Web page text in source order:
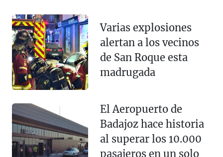
Varias explosiones
alertan a los vecinos
de San Roque esta
madrugada
El Aeropuerto de
Badajoz hace historia
al superar los 10.000
pasajeros en un solo